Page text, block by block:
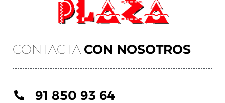
CONTACTA CON NOSOTROS
91 850 93 64